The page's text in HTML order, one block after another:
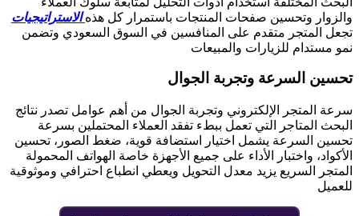
والزوار وتحسين صفحات المنتجات باستمرار كل هذهالاستراتيجيات
تجعل المتجر متقدم على المنافسين في السوق السعودي وتضمن
نمو مستدام للزيارات والمبيعات
تحسين السرعة وتجربة الجوال
سرعة المتجر الإلكتروني وتجربة الجوال من أهم عوامل تصدر نتائج
البحث المتاجر التي تعمل ببطء تفقد العملاء المحتملين بسرعة
تحسين السرعة يشمل اختيار استضافة قوية، ضغط الصور، تحسين
الأكواد، واختبار الأداء على جميع الأجهزة خاصة الهواتف المحمولة
المتجر السريع يزيد معدل التحويل ويعطي انطباع احترافي وموثوقية
للعميل